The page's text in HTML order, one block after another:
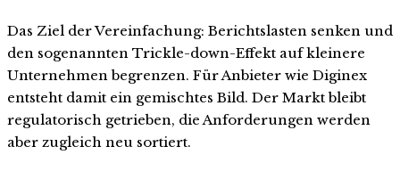
Das Ziel der Vereinfachung: Berichtslasten senken und
den sogenannten Trickle-down-Effekt auf kleinere
Unternehmen begrenzen. Für Anbieter wie Diginex
entsteht damit ein gemischtes Bild. Der Markt bleibt
regulatorisch getrieben, die Anforderungen werden
aber zugleich neu sortiert.